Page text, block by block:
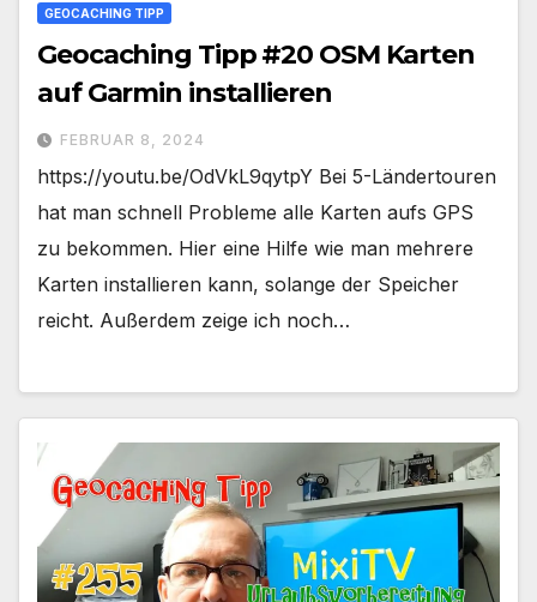
GEOCACHING TIPP
Geocaching Tipp #20 OSM Karten
auf Garmin installieren
FEBRUAR 8, 2024
https://youtu.be/OdVkL9qytpY Bei 5-Ländertouren
hat man schnell Probleme alle Karten aufs GPS
zu bekommen. Hier eine Hilfe wie man mehrere
Karten installieren kann, solange der Speicher
reicht. Außerdem zeige ich noch…